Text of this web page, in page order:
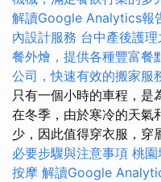
解讀Google Analytics報
內設計服務 台中產後護
餐外燴，提供各種豐富餐
公司，快速有效的搬家服
只有一個小時的車程，是
在冬季，由於寒冷的天氣
少，因此值得穿衣服，穿
必要步驟與注意事項 桃園
按摩 解讀Google